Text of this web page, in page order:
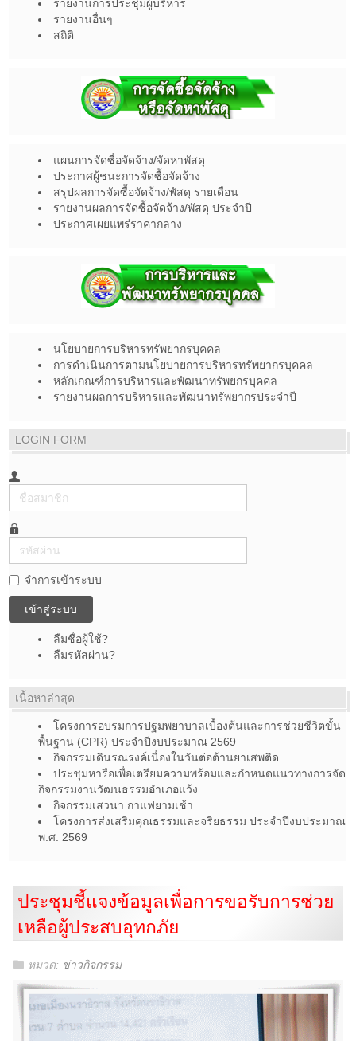
รายงานการประชุมผู้บริหาร
รายงานอื่นๆ
สถิติ
แผนการจัดซื่อจัดจ้าง/จัดหาพัสดุ
ประกาศผู้ชนะการจัดซื้อจัดจ้าง
สรุปผลการจัดซื้อจัดจ้าง/พัสดุ รายเดือน
รายงานผลการจัดซื้อจัดจ้าง/พัสดุ ประจำปี
ประกาศเผยแพร่ราคากลาง
นโยบายการบริหารทรัพยากรบุคคล
การดำเนินการตามนโยบายการบริหารทรัพยากรบุคคล
หลักเกณฑ์การบริหารและพัฒนาทรัพยกรบุคคล
รายงานผลการบริหารและพัฒนาทรัพยากรประจำปี
LOGIN FORM
ชื่อ
สมาชิก
รหัส
ผ่าน
จำการเข้าระบบ
เข้าสู่ระบบ
ลืมชื่อผู้ใช้?
ลืมรหัสผ่าน?
เนื้อหาล่าสุด
โครงการอบรมการปฐมพยาบาลเบื้องต้นและการช่วยชีวิตขั้น
พื้นฐาน (CPR) ประจำปีงบประมาณ 2569
กิจกรรมเดินรณรงค์เนื่องในวันต่อต้านยาเสพติด
ประชุมหารือเพื่อเตรียมความพร้อมและกำหนดแนวทางการจัด
กิจกรรมงานวัฒนธรรมอำเภอแว้ง
กิจกรรมเสวนา กาแฟยามเช้า
โครงการส่งเสริมคุณธรรมและจริยธรรม ประจำปีงบประมาณ
พ.ศ. 2569
ประชุมชี้แจงข้อมูลเพื่อการขอรับการช่วย
เหลือผู้ประสบอุทกภัย
หมวด: ข่าวกิจกรรม